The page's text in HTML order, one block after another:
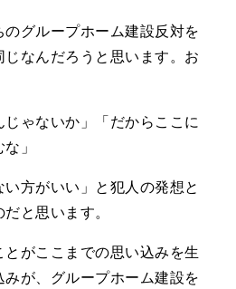
グループホーム建設反対を
なんだろうと思います。お
じゃないか」「だからここに
」
い方がいい」と犯人の発想と
と思います。
がここまでの思い込みを生
が、グループホーム建設を